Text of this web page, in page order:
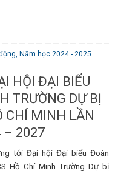
,Năm học 2024 - 2025
HỘI ĐẠI BIỂU
TRƯỜNG DỰ BỊ
CHÍ MINH LẦN
– 2027
tới Đại hội Đại biểu Đoàn
Hồ Chí Minh Trường Dự bị